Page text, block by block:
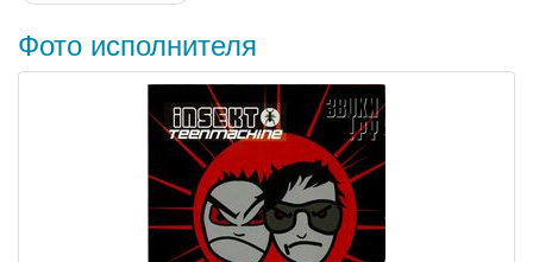
Фото исполнителя